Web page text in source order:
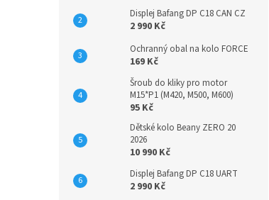
Displej Bafang DP C18 CAN CZ
2 990 Kč
Ochranný obal na kolo FORCE
169 Kč
Šroub do kliky pro motor
M15*P1 (M420, M500, M600)
95 Kč
Dětské kolo Beany ZERO 20
2026
10 990 Kč
Displej Bafang DP C18 UART
2 990 Kč